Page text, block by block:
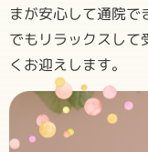
まが安心して通院で
でもリラックスして
くお迎えします。